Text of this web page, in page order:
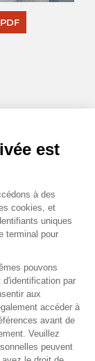
Équivalent
la nourriture
taux à deux
équivaut à la
baisse de
les 100 plus
Uni.
est
à des
cookies, et
uniques
terminal pour
pouvons
par
aux
accéder à
avant de
Veuillez
peuvent